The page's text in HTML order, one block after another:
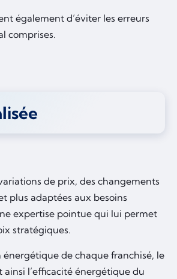
également d’éviter les erreurs
comprises.
de prix, des changements
plus adaptées aux besoins
expertise pointue qui lui permet
stratégiques.
de chaque franchisé, le
l’efficacité énergétique du